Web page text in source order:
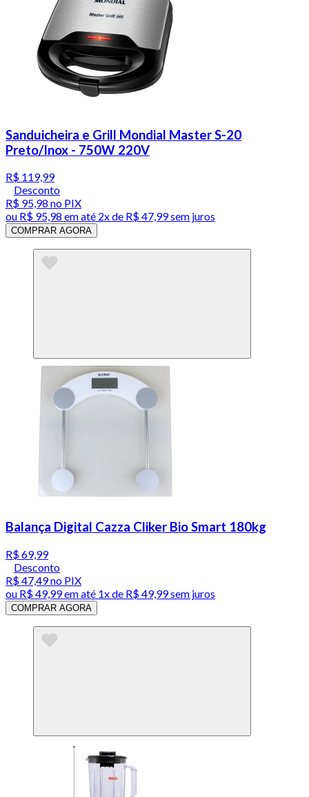
Sanduicheira e Grill Mondial Master S-20
Preto/Inox - 750W 220V
R$ 119,99
Desconto
R$ 95,98 no PIX
ou R$ 95,98 em até 2x de R$ 47,99 sem juros
COMPRAR AGORA
Balança Digital Cazza Cliker Bio Smart 180kg
R$ 69,99
Desconto
R$ 47,49no PIX
ou R$ 49,99em até 1x de R$ 49,99sem juros
COMPRAR AGORA